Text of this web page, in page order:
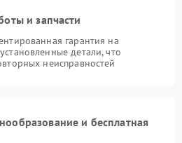
и запчасти
гарантия на
детали, что
неисправностей
и бесплатная